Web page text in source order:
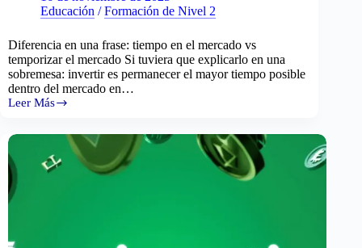
Educación /Formación de Nivel 2
Diferencia en una frase: tiempo en el mercado vs
temporizar el mercado Si tuviera que explicarlo en una
sobremesa: invertir es permanecer el mayor tiempo posible
dentro del mercado en…
Leer Más
Invertir
hacer
qué
los
diferencia